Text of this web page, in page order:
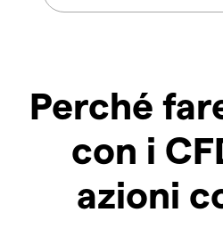
Perché
con i
azioni